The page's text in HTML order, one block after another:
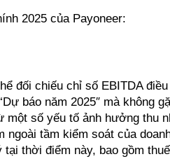
2025 của Payoneer:
đối chiếu chỉ số EBITDA
báo năm 2025″ mà không
số yếu tố ảnh hưởng thu
ngoài tầm kiểm soát của
thời điểm này, bao gồm